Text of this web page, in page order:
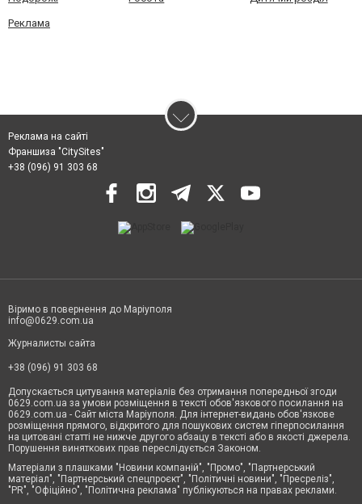
Реклама
Реклама на сайті
Франшиза "CitySites"
+38 (096) 91 303 68
Віримо в повернення до Маріуполя
info@0629.com.ua
Журналисты сайта
+38 (096) 91 303 68
Допускається цитування матеріалів без отримання попередньої згоди
0629.com.ua за умови розміщення в тексті обов'язкового посилання на
0629.com.ua - Сайт міста Маріуполя. Для інтернет-видань обов'язкове
розміщення прямого, відкритого для пошукових систем гіперпосилання
на цитовані статті не нижче другого абзацу в тексті або в якості джерела.
Порушення виняткових прав переслідується Законом.
Матеріали з плашками "Новини компаній", "Промо", "Партнерський
матеріал", "Партнерський спецпроєкт", "Політичні новини", "Пресреліз",
"PR", "Офіційно", "Політична реклама" публікуються на правах реклами.